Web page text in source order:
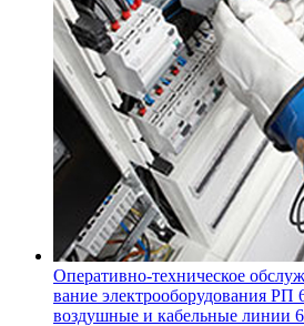
Оперативно-техническое
вание электрооборудования РП
воздушные и кабельные линии